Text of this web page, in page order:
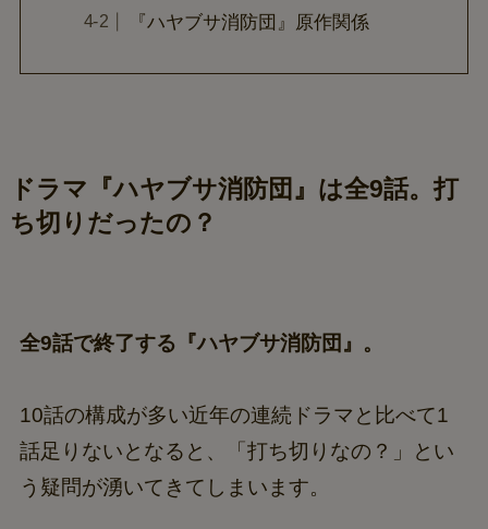
『ハヤブサ消防団』原作関係
ドラマ『ハヤブサ消防団』は全9話。打
ち切りだったの？
全9話で終了する『ハヤブサ消防団』。
10話の構成が多い近年の連続ドラマと比べて1
話足りないとなると、「打ち切りなの？」とい
う疑問が湧いてきてしまいます。